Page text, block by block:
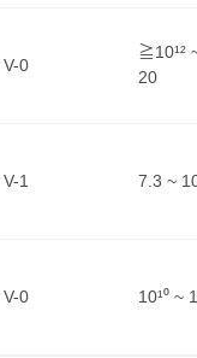
0
≧10¹²
20
1 7.3 ~
0 10¹⁰ ~